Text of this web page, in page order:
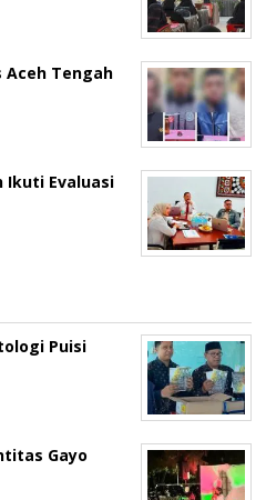
Aceh Tengah
Ikuti Evaluasi
Puisi
Gayo